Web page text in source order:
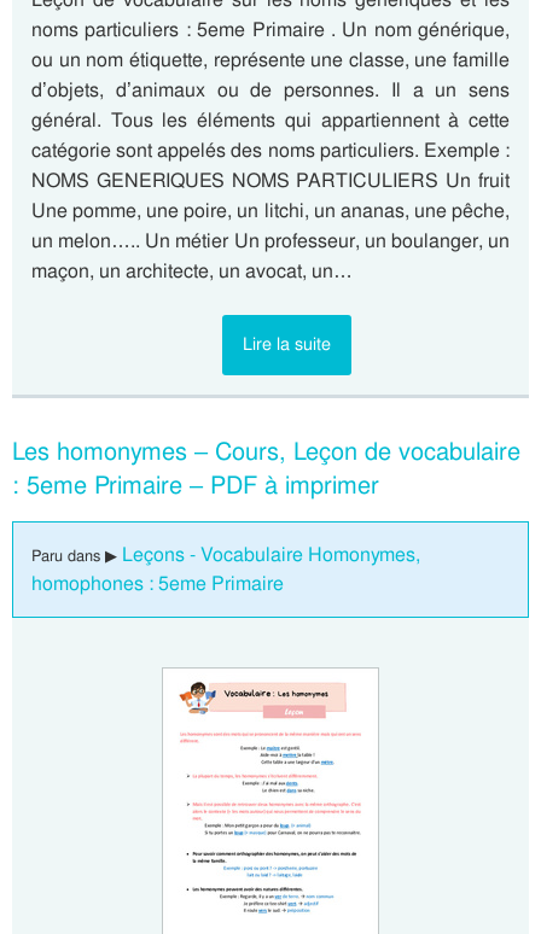
noms particuliers : 5eme Primaire . Un nom générique,
ou un nom étiquette, représente une classe, une famille
d’objets, d’animaux ou de personnes. Il a un sens
général. Tous les éléments qui appartiennent à cette
catégorie sont appelés des noms particuliers. Exemple :
NOMS GENERIQUES NOMS PARTICULIERS Un fruit
Une pomme, une poire, un litchi, un ananas, une pêche,
un melon….. Un métier Un professeur, un boulanger, un
maçon, un architecte, un avocat, un…
Lire la suite
Les homonymes – Cours, Leçon de vocabulaire
: 5eme Primaire – PDF à imprimer
Paru dans ▶ Leçons - Vocabulaire Homonymes,
homophones : 5eme Primaire